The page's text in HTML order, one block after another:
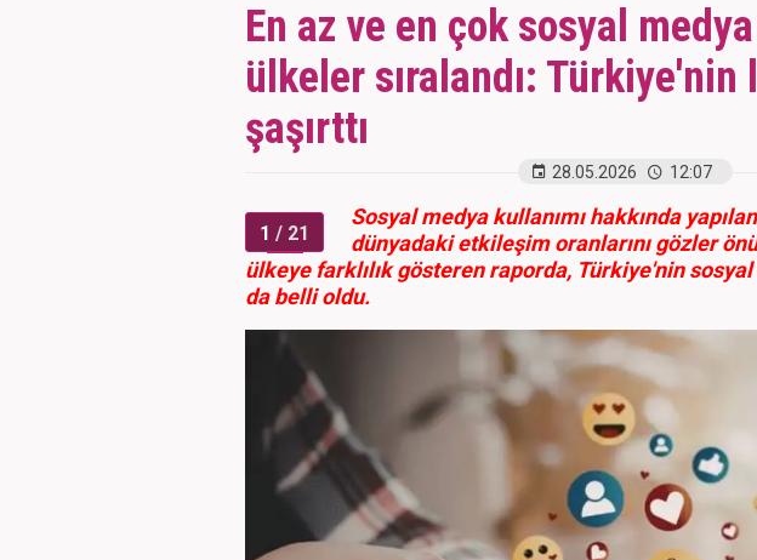
En az ve en çok sosyal
ülkeler sıralandı:
şaşırttı
28.05.2026 12:07
1 / 21
Sosyal medya kullanımı hakkında
dünyadaki etkileşim oranlarını gözler
ülkeye farklılık gösteren raporda, Türkiye'nin
da belli oldu.